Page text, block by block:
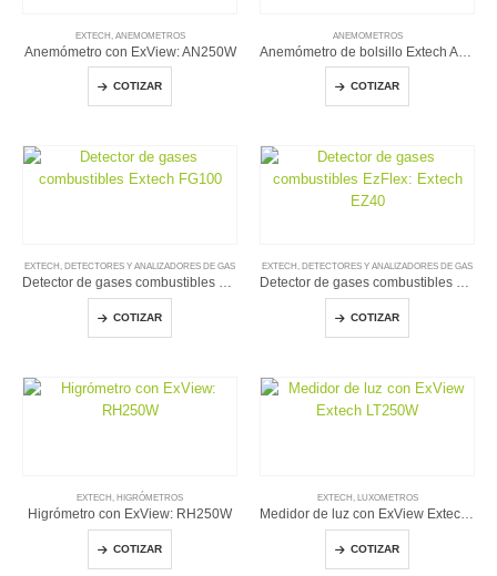
EXTECH ANEMOMETROS
Anemómetro con ExView: AN250W
COTIZAR
ANEMOMETROS
COTIZAR
EXTECH, DETECTORES Y ANALIZADORES DE GAS
Detector de gases combustibles Extech FG100
COTIZAR
EXTECH, DETECTORES Y ANALIZADORES DE GAS
Detector de gases combustibles EzFlex: Extech EZ40
COTIZAR
EXTECH, HIGRÓMETROS
Higrómetro con ExView: RH250W
COTIZAR
EXTECH, LUXOMETROS
Medidor de luz con ExView Extech LT250W
COTIZAR